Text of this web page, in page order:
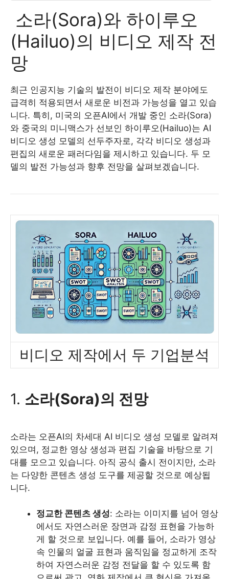
소라(Sora)와 하이루오
(Hailuo)의 비디오 제작 전
망
최근 인공지능 기술의 발전이 비디오 제작 분야에도
급격히 적용되면서 새로운 비전과 가능성을 열고 있습
니다. 특히, 미국의 오픈AI에서 개발 중인 소라(Sora)
와 중국의 미니맥스가 선보인 하이루오(Hailuo)는 AI
비디오 생성 모델의 선두주자로, 각각 비디오 생성과
편집의 새로운 패러다임을 제시하고 있습니다. 두 모
델의 발전 가능성과 향후 전망을 살펴보겠습니다.
비디오 제작에서 두 기업분석
1. 소라(Sora)의 전망
소라는 오픈AI의 차세대 AI 비디오 생성 모델로 알려져
있으며, 정교한 영상 생성과 편집 기술을 바탕으로 기
대를 모으고 있습니다. 아직 공식 출시 전이지만, 소라
는 다양한 콘텐츠 생성 도구를 제공할 것으로 예상됩
니다.
정교한 콘텐츠 생성: 소라는 이미지를 넘어 영상
에서도 자연스러운 장면과 감정 표현을 가능하
게 할 것으로 보입니다. 예를 들어, 소라가 영상
속 인물의 얼굴 표현과 움직임을 정교하게 조작
하여 자연스러운 감정 전달을 할 수 있도록 함